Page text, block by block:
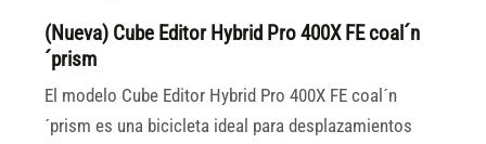
(Nueva) Cube Editor Hybrid Pro 400X FE coal´n
´prism
El modelo Cube Editor Hybrid Pro 400X FE coal´n
´prism es una bicicleta ideal para desplazamientos